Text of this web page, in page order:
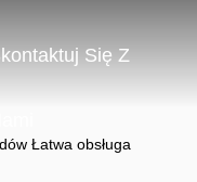
Się Z
Łatwa obsługa